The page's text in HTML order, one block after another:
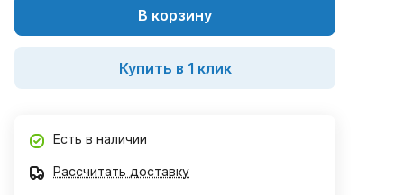
В корзину
Купить в 1 клик
Есть в наличии
Рассчитать доставку